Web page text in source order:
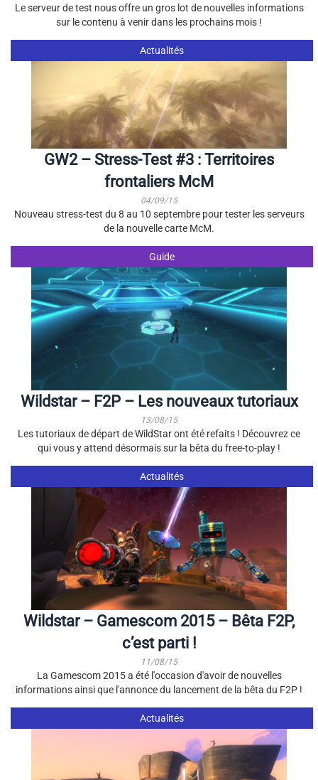
Le serveur de test nous offre un gros lot de nouvelles informations
sur le contenu à venir dans les prochains mois !
Actualités
GW2 – Stress-Test #3 : Territoires
frontaliers McM
04/09/15
Nouveau stress-test du 8 au 10 septembre pour tester les serveurs
de la nouvelle carte McM.
Guide
Wildstar – F2P – Les nouveaux tutoriaux
13/08/15
Les tutoriaux de départ de WildStar ont été refaits ! Découvrez ce
qui vous y attend désormais sur la bêta du free-to-play !
Actualités
Wildstar – Gamescom 2015 – Bêta F2P,
c’est parti !
11/08/15
La Gamescom 2015 a été l'occasion d'avoir de nouvelles
informations ainsi que l'annonce du lancement de la bêta du F2P !
Actualités